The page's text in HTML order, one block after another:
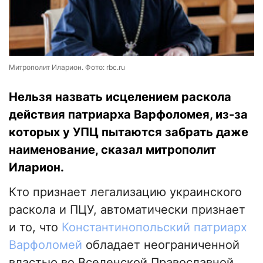
Митрополит Иларион. Фото: rbc.ru
Нельзя назвать исцелением раскола
действия патриарха Варфоломея, из-за
которых у УПЦ пытаются забрать даже
наименование, сказал митрополит
Иларион.
Кто признает легализацию украинского
раскола и ПЦУ, автоматически признает
и то, что Константинопольский патриарх
Варфоломей обладает неограниченной